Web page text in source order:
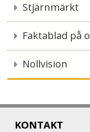
Stjärnmärkt
Faktablad på
Nollvision
KONTAKT